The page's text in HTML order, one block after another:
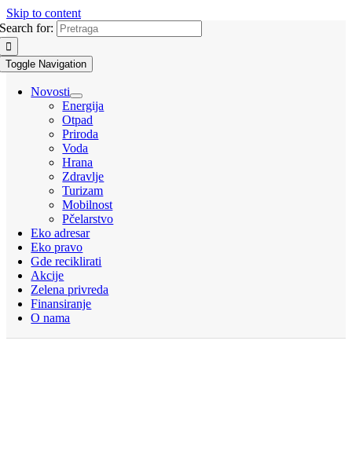
Skip to content
Search for:
Toggle Navigation
Novosti
Energija
Otpad
Priroda
Voda
Hrana
Zdravlje
Turizam
Mobilnost
Pčelarstvo
Eko adresar
Eko pravo
Gde reciklirati
Akcije
Zelena privreda
Finansiranje
O nama